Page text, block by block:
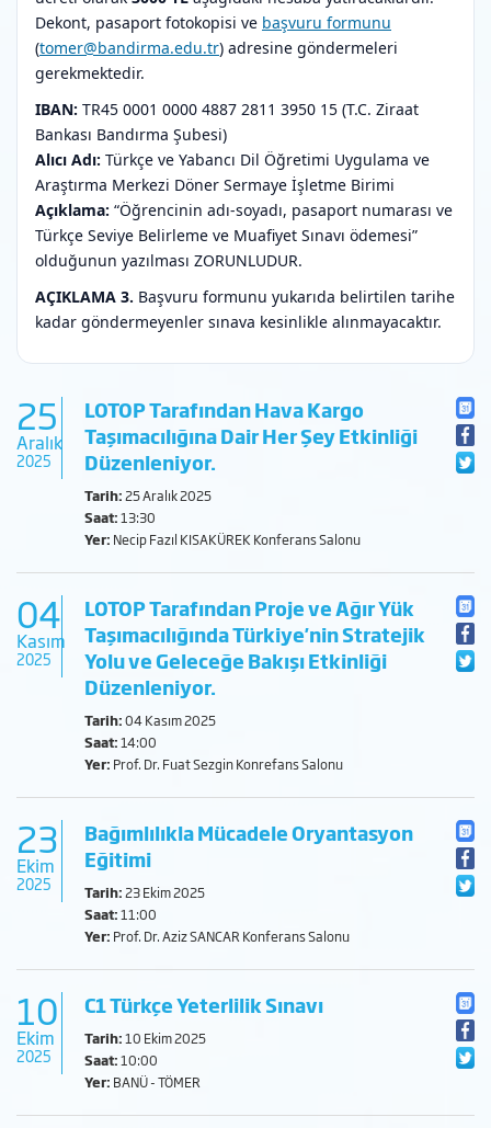
Dekont, pasaport fotokopisi ve başvuru formunu
(tomer@bandirma.edu.tr) adresine göndermeleri
gerekmektedir.
IBAN: TR45 0001 0000 4887 2811 3950 15 (T.C. Ziraat
Bankası Bandırma Şubesi)
Alıcı Adı: Türkçe ve Yabancı Dil Öğretimi Uygulama ve
Araştırma Merkezi Döner Sermaye İşletme Birimi
Açıklama: “Öğrencinin adı-soyadı, pasaport numarası ve
Türkçe Seviye Belirleme ve Muafiyet Sınavı ödemesi”
olduğunun yazılması ZORUNLUDUR.
AÇIKLAMA 3. Başvuru formunu yukarıda belirtilen tarihe
kadar göndermeyenler sınava kesinlikle alınmayacaktır.
25
Aralık
2025
LOTOP Tarafından Hava Kargo
Taşımacılığına Dair Her Şey Etkinliği
Düzenleniyor.
Tarih:25 Aralık 2025
Saat:13:30
Yer: Necip Fazıl KISAKÜREK Konferans Salonu
04
Kasım
2025
LOTOP Tarafından Proje ve Ağır Yük
Taşımacılığında Türkiye'nin Stratejik
Yolu ve Geleceğe Bakışı Etkinliği
Düzenleniyor.
Tarih:04 Kasım 2025
Saat:14:00
Yer: Prof. Dr. Fuat Sezgin Konrefans Salonu
23
Ekim
2025
Bağımlılıkla Mücadele Oryantasyon
Eğitimi
Tarih:23 Ekim 2025
Saat:11:00
Yer: Prof. Dr. Aziz SANCAR Konferans Salonu
10
Ekim
2025
C1 Türkçe Yeterlilik Sınavı
Tarih:10 Ekim 2025
Saat:10:00
Yer: BANÜ - TÖMER